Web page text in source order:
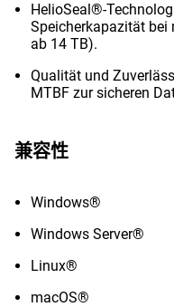
HelioSeal®-
Speicherkapazität bei
ab 14 TB).
Qualität und
MTBF zur sicheren
兼容性
Windows®
Windows Server®
Linux®
macOS®